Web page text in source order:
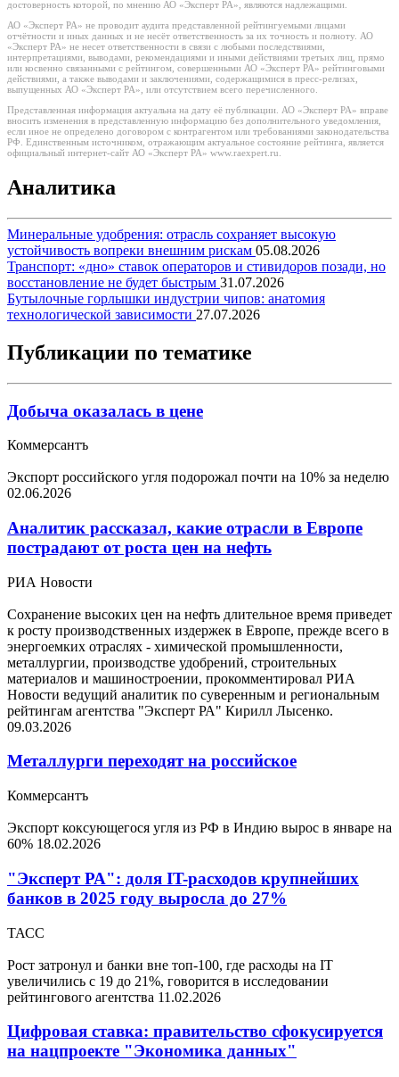
достоверность которой, по мнению АО «Эксперт РА», являются надлежащими.
АО «Эксперт РА» не проводит аудита представленной рейтингуемыми лицами
отчётности и иных данных и не несёт ответственность за их точность и полноту. АО
«Эксперт РА» не несет ответственности в связи с любыми последствиями,
интерпретациями, выводами, рекомендациями и иными действиями третьих лиц, прямо
или косвенно связанными с рейтингом, совершенными АО «Эксперт РА» рейтинговыми
действиями, а также выводами и заключениями, содержащимися в пресс-релизах,
выпущенных АО «Эксперт РА», или отсутствием всего перечисленного.
Представленная информация актуальна на дату её публикации. АО «Эксперт РА» вправе
вносить изменения в представленную информацию без дополнительного уведомления,
если иное не определено договором с контрагентом или требованиями законодательства
РФ. Единственным источником, отражающим актуальное состояние рейтинга, является
официальный интернет-сайт АО «Эксперт РА» www.raexpert.ru.
Аналитика
Минеральные удобрения: отрасль сохраняет высокую
устойчивость вопреки внешним рискам 05.08.2026
Транспорт: «дно» ставок операторов и стивидоров позади, но
восстановление не будет быстрым 31.07.2026
Бутылочные горлышки индустрии чипов: анатомия
технологической зависимости 27.07.2026
Публикации по тематике
Добыча оказалась в цене
Коммерсантъ
Экспорт российского угля подорожал почти на 10% за неделю
02.06.2026
Аналитик рассказал, какие отрасли в Европе
пострадают от роста цен на нефть
РИА Новости
Сохранение высоких цен на нефть длительное время приведет
к росту производственных издержек в Европе, прежде всего в
энергоемких отраслях - химической промышленности,
металлургии, производстве удобрений, строительных
материалов и машиностроении, прокомментировал РИА
Новости ведущий аналитик по суверенным и региональным
рейтингам агентства "Эксперт РА" Кирилл Лысенко.
09.03.2026
Металлурги переходят на российское
Коммерсантъ
Экспорт коксующегося угля из РФ в Индию вырос в январе на
60% 18.02.2026
"Эксперт РА": доля IT-расходов крупнейших
банков в 2025 году выросла до 27%
ТАСС
Рост затронул и банки вне топ-100, где расходы на IT
увеличились с 19 до 21%, говорится в исследовании
рейтингового агентства 11.02.2026
Цифровая ставка: правительство сфокусируется
на нацпроекте "Экономика данных"